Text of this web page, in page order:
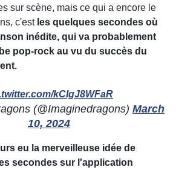
sur scène, mais ce qui a encore le
c'estles quelques secondes où
inédite, qui va probablement
pop-rock au vu du succès du
kCIgJ8WFaR
(@Imaginedragons) March
10, 2024
eu la merveilleuse idée de
secondes sur l'application